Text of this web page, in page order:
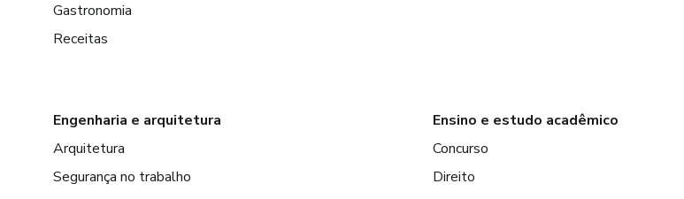
Gastronomia
Receitas
Engenharia e arquitetura
Arquitetura
Segurança no trabalho
Ensino e estudo acadêmico
Concurso
Direito